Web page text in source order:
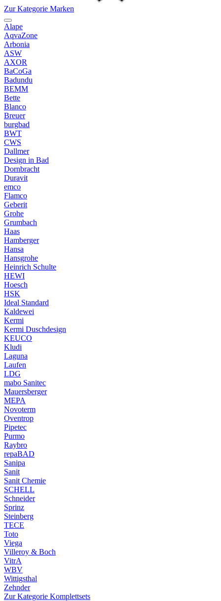
Zur Kategorie Marken
Alape
AqvaZone
Arbonia
ASW
AXOR
BaCoGa
Badundu
BEMM
Bette
Blanco
Breuer
burgbad
BWT
CWS
Dallmer
Design in Bad
Dornbracht
Duravit
emco
Flamco
Geberit
Grohe
Grumbach
Haas
Hamberger
Hansa
Hansgrohe
Heinrich Schulte
HEWI
Hoesch
HSK
Ideal Standard
Kaldewei
Kermi
Kermi Duschdesign
KEUCO
Kludi
Laguna
Laufen
LDG
mabo Sanitec
Mauersberger
MEPA
Novoterm
Oventrop
Pipetec
Purmo
Raybro
repaBAD
Sanipa
Sanit
Sanit Chemie
SCHELL
Schneider
Sprinz
Steinberg
TECE
Toto
Viega
Villeroy & Boch
VitrA
WBV
Wittigsthal
Zehnder
Zur Kategorie Komplettsets